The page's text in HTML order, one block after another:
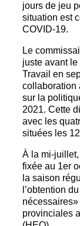
jours de jeu
situation est
COVID-19.
Le
juste avant
Travail en
collaboration
sur la
2021. Cette
avec les
situées les
À la mi-
fixée au 1er
la saison
l’obtention
provinciales